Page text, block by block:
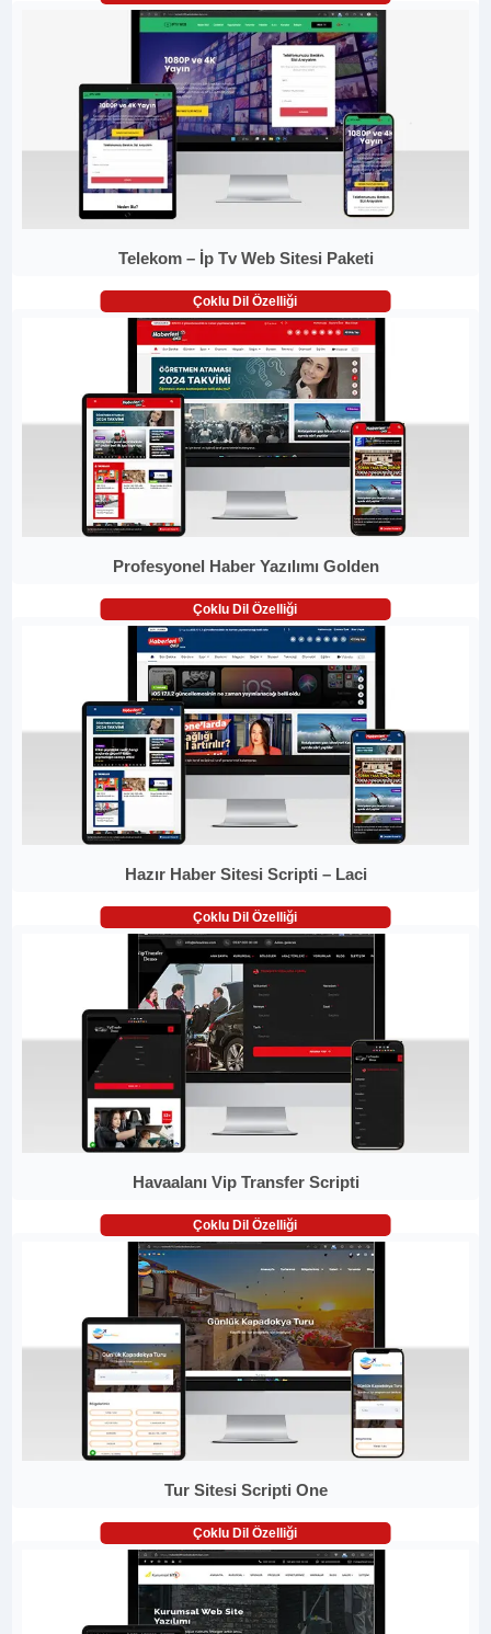
Telekom – İp Tv Web Sitesi Paketi
Çoklu Dil Özelliği
Profesyonel Haber Yazılımı Golden
Çoklu Dil Özelliği
Hazır Haber Sitesi Scripti – Laci
Çoklu Dil Özelliği
Havaalanı Vip Transfer Scripti
Çoklu Dil Özelliği
Tur Sitesi Scripti One
Çoklu Dil Özelliği